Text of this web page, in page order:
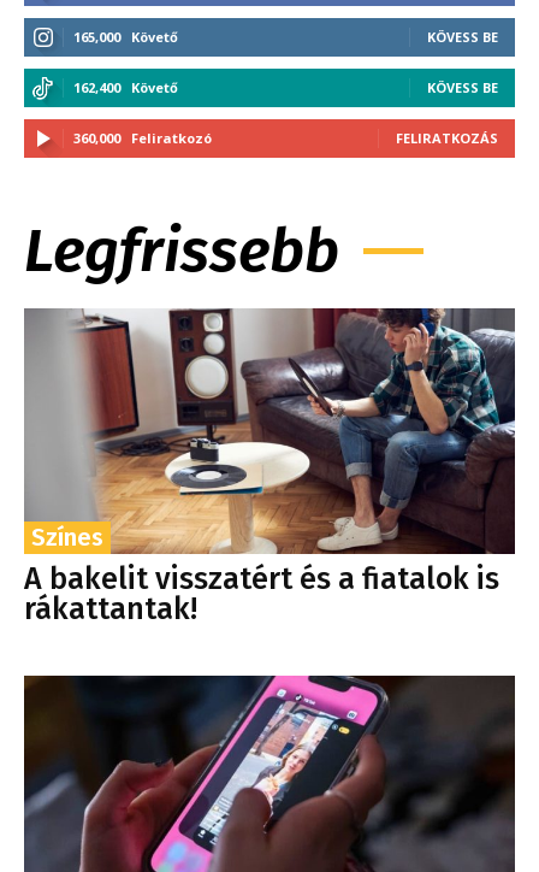
165,000 Követő KÖVESS BE
162,400 Követő KÖVESS BE
360,000 Feliratkozó FELIRATKOZÁS
Legfrissebb
Színes
A bakelit visszatért és a fiatalok is
rákattantak!